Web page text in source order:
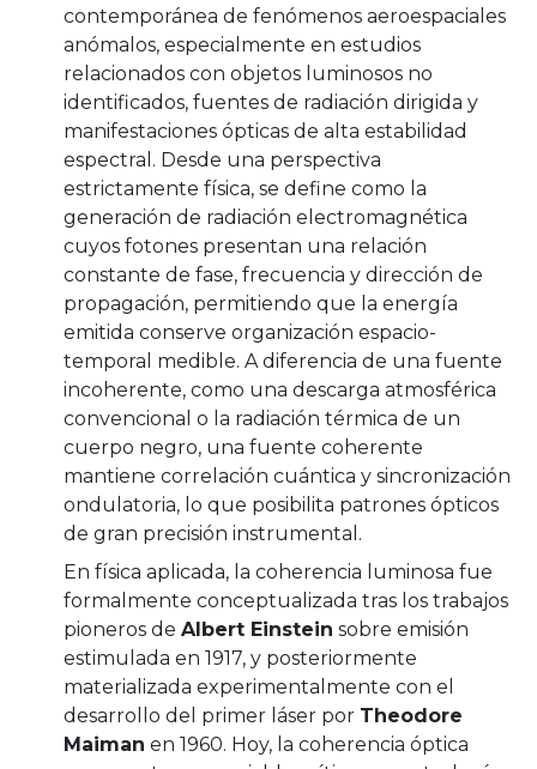
contemporánea de fenómenos aeroespaciales
anómalos, especialmente en estudios
relacionados con objetos luminosos no
identificados, fuentes de radiación dirigida y
manifestaciones ópticas de alta estabilidad
espectral. Desde una perspectiva
estrictamente física, se define como la
generación de radiación electromagnética
cuyos fotones presentan una relación
constante de fase, frecuencia y dirección de
propagación, permitiendo que la energía
emitida conserve organización espacio-
temporal medible. A diferencia de una fuente
incoherente, como una descarga atmosférica
convencional o la radiación térmica de un
cuerpo negro, una fuente coherente
mantiene correlación cuántica y sincronización
ondulatoria, lo que posibilita patrones ópticos
de gran precisión instrumental.
En física aplicada, la coherencia luminosa fue
formalmente conceptualizada tras los trabajos
pioneros de Albert Einstein sobre emisión
estimulada en 1917, y posteriormente
materializada experimentalmente con el
desarrollo del primer láser por Theodore
Maiman en 1960. Hoy, la coherencia óptica